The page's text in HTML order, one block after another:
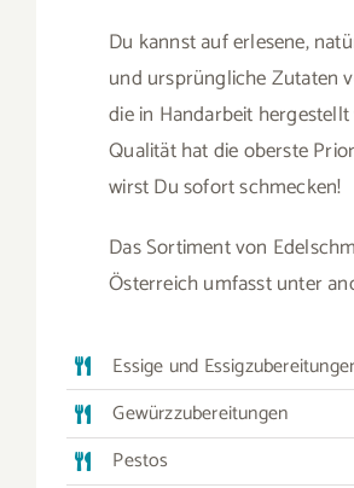
Du kannst auf erlesene,
und ursprüngliche Zutaten
die in Handarbeit
Qualität hat die oberste
wirst Du sofort schmecken!
Das Sortiment von
Österreich umfasst unter
Essige und
Gewürzzubereitungen
Pestos